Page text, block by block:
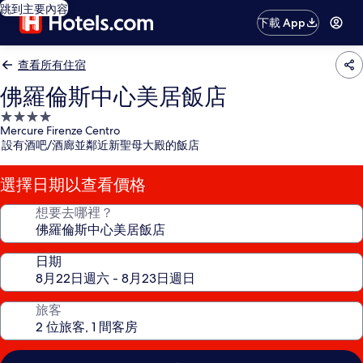
跳到主要內容
下載 App
查看所有住宿
佛羅倫斯中心美居飯店
4.0
星
級
住
宿
Mercure Firenze Centro
設有酒吧/酒廊並鄰近新聖母大殿的飯店
選擇日期以查看價格
想要去哪裡？
日期
旅客